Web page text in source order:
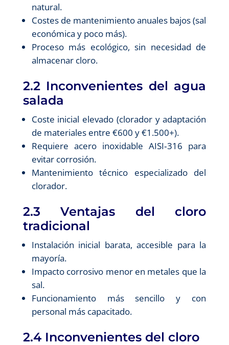
natural.
Costes de mantenimiento anuales bajos (sal
económica y poco más).
Proceso más ecológico, sin necesidad de
almacenar cloro.
2.2 Inconvenientes del agua
salada
Coste inicial elevado (clorador y adaptación
de materiales entre €600 y €1.500+).
Requiere acero inoxidable AISI‑316 para
evitar corrosión.
Mantenimiento técnico especializado del
clorador.
2.3 Ventajas del cloro
tradicional
Instalación inicial barata, accesible para la
mayoría.
Impacto corrosivo menor en metales que la
sal.
Funcionamiento más sencillo y con
personal más capacitado.
2.4 Inconvenientes del cloro